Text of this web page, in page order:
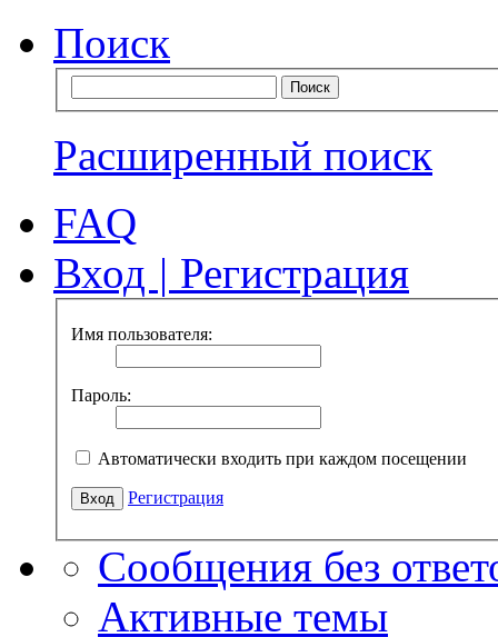
Поиск
Расширенный поиск
FAQ
Вход | Регистрация
Имя пользователя:
Пароль:
Автоматически входить при каждом посещении
Регистрация
Сообщения без
Активные темы